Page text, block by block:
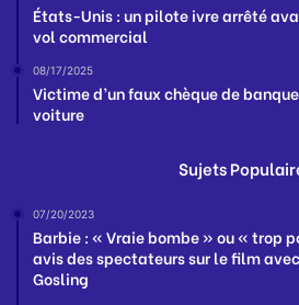
États-Unis : un pilote ivre arrêté
vol commercial
08/17/2025
Victime d’un faux chèque de
voiture
Sujets
07/20/2023
Barbie : « Vraie bombe » ou « trop
avis des spectateurs sur le film
Gosling